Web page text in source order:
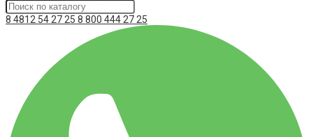
8 4812 54 27 25 8 800 444 27 25